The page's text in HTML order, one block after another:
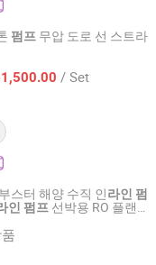
펌프 무압 도로 선 스트라
/ Set
스터 해양 수직 인라인 펌
인 펌프 선박용 RO 플랜